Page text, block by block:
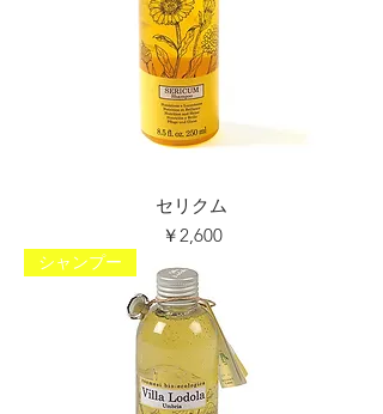
セリクム
価格
￥2,600
シャンプー